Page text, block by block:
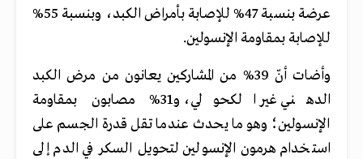
عرضة بنسبة 47% للإصابة بأمراض الكبد، وبنسبة 55%
للإصابة بمقاومة الإنسولين.
وأضات أنّ 39% من المشاركين يعانون من مرض الكبد
الدهني غير الكحولي، و31% مصابون بمقاومة
الإنسولين؛ وهو ما يحدث عندما تقل قدرة الجسم على
استخدام هرمون الإنسولين لتحويل السكر في الدم إلى